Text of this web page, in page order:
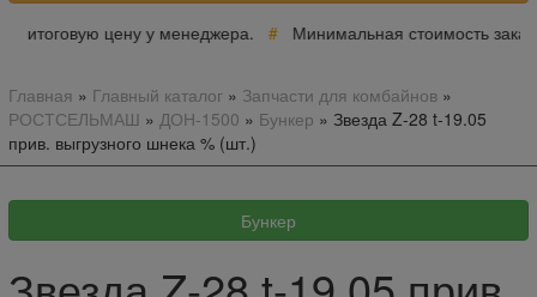
итоговую цену у менеджера.#Минимальная стоимость заказа
Главная » Главный каталог» Запчасти для комбайнов»
РОСТСЕЛЬМАШ » ДОН-1500 » Бункер » Звезда Z-28 t-19.05
прив. выгрузного шнека % (шт.)